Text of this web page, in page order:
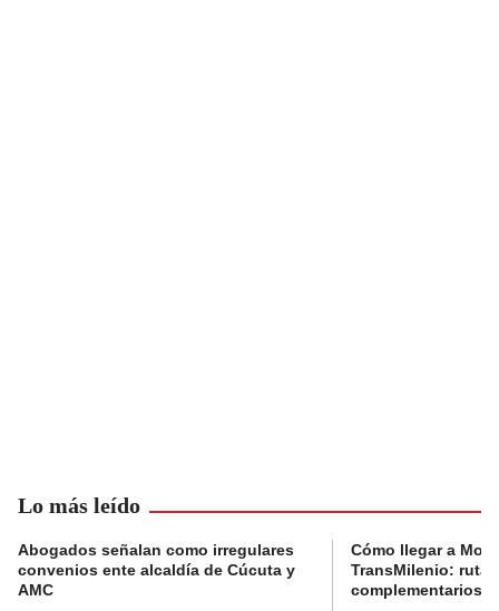
Lo más leído
Abogados señalan como irregulares
convenios ente alcaldía de Cúcuta y
AMC
Cómo llegar a
TransMilenio:
complementarios